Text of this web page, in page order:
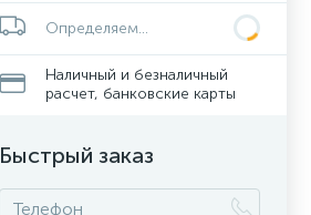
Определяем...
Наличный и безналичный
расчет, банковские карты
Быстрый заказ